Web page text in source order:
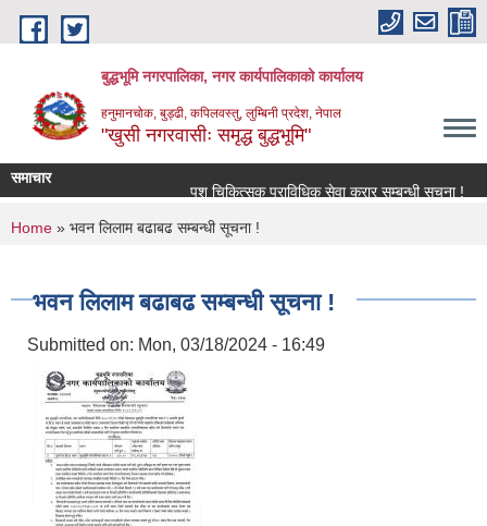
Skip to main content
बुद्धभूमि नगरपालिका, नगर कार्यपालिकाको कार्यालय
हनुमानचोक, बुड्ढी, कपिलवस्तु, लुम्बिनी प्रदेश, नेपाल
"खुसी नगरवासीः समृद्ध बुद्धभूमि"
समाचार
पशु चिकित्सक प्राविधिक सेवा करार सम्बन्धी सूचना !
You are here
Home » भवन लिलाम बढाबढ सम्बन्धी सूचना !
भवन लिलाम बढाबढ सम्बन्धी सूचना !
Submitted on: Mon, 03/18/2024 - 16:49